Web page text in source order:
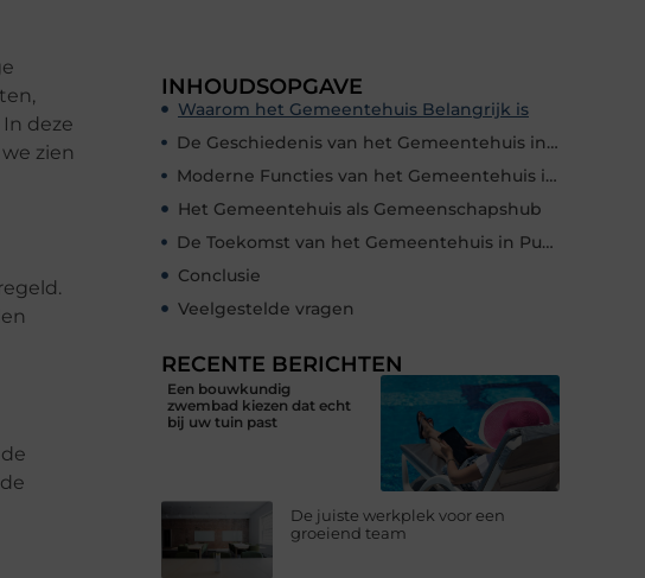
deze
zien
INHOUDSOPGAVE
Waarom het Gemeentehuis Belangrijk is
De Geschiedenis van het Gemeentehuis in Purmerend
Moderne Functies van het Gemeentehuis in Purmerend
Het Gemeentehuis als Gemeenschapshub
De Toekomst van het Gemeentehuis in Purmerend
Conclusie
Veelgestelde vragen
RECENTE BERICHTEN
Een bouwkundig
zwembad kiezen dat echt
bij uw tuin past
De juiste werkplek voor een
groeiend team